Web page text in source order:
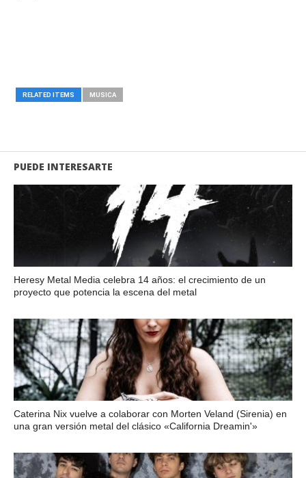
RELATED ITEMS MUSICA
PUEDE INTERESARTE
Heresy Metal Media celebra 14 años: el crecimiento de un
proyecto que potencia la escena del metal
Caterina Nix vuelve a colaborar con Morten Veland (Sirenia) en
una gran versión metal del clásico «California Dreamin'»